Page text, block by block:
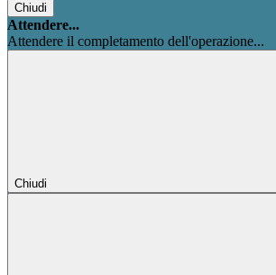
Chiudi
Attendere...
Attendere il completamento dell'operazione...
Chiudi